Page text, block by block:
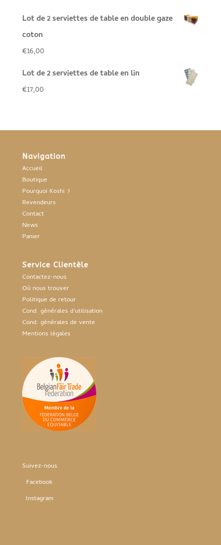
5
Lot de 2 serviettes de table en double gaze
coton
€16,00
Lot de 2 serviettes de table en lin
€17,00
Navigation
Accueil
Boutique
Pourquoi Koshi ?
Revendeurs
Contact
News
Panier
Service Clientèle
Contactez-nous
Où nous trouver
Politique de retour
Cond. générales d’utilisation
Cond. générales de vente
Mentions légales
Suivez-nous
Facebook
Instagram